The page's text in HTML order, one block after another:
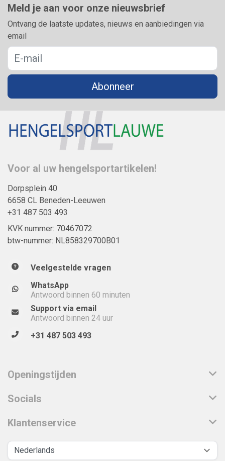
Meld je aan voor onze nieuwsbrief
Ontvang de laatste updates, nieuws en aanbiedingen via
email
Abonneer
Voor al uw hengelsportartikelen!
Dorpsplein 40
6658 CL Beneden-Leeuwen
+31 487 503 493
KVK nummer: 70467072
btw-nummer: NL858329700B01
Veelgestelde vragen
WhatsApp
Antwoord binnen 60 minuten
Support via email
Antwoord binnen 24 uur
+31 487 503 493
Openingstijden
Socials
Klantenservice